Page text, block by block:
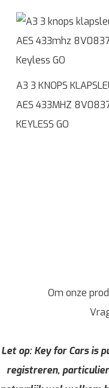
A3 3 KNOPS
AES 433MHZ
KEYLESS GO
Om onze
Let op: Key for Cars is
registreren,